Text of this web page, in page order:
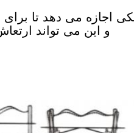
اجازه می دهد تا برای
و این می تواند